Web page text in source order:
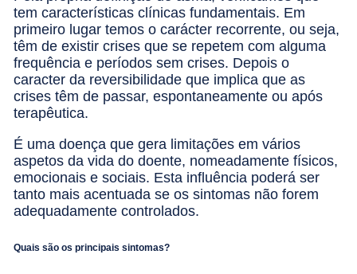
tem características clínicas fundamentais. Em
primeiro lugar temos o carácter recorrente, ou seja,
têm de existir crises que se repetem com alguma
frequência e períodos sem crises. Depois o
caracter da reversibilidade que implica que as
crises têm de passar, espontaneamente ou após
terapêutica.
É uma doença que gera limitações em vários
aspetos da vida do doente, nomeadamente físicos,
emocionais e sociais. Esta influência poderá ser
tanto mais acentuada se os sintomas não forem
adequadamente controlados.
Quais são os principais sintomas?